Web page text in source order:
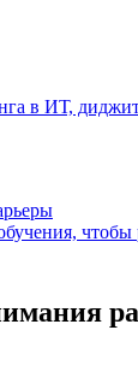
в ИТ,
чтобы